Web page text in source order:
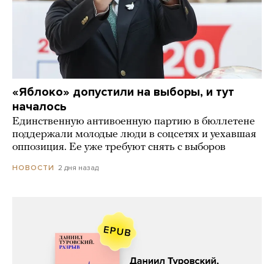
«Яблоко» допустили на выборы, и тут
началось
Единственную антивоенную партию в бюллетене
поддержали молодые люди в соцсетях и уехавшая
оппозиция. Ее уже требуют снять с выборов
НОВОСТИ 2 дня назад